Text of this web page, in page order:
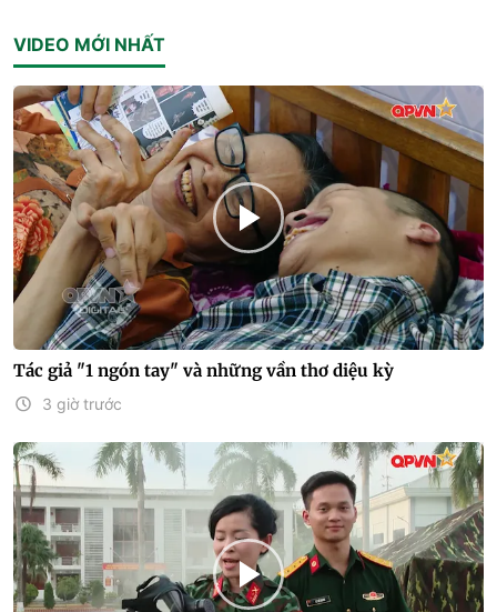
VIDEO MỚI NHẤT
Tác giả "1 ngón tay" và những vần thơ diệu kỳ
3 giờ trước